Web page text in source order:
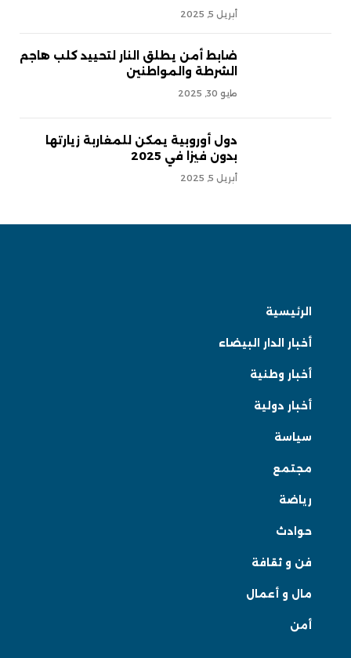
أبريل 5, 2025
ضابط أمن يطلق النار لتحييد كلب هاجم
الشرطة والمواطنين
مايو 30, 2025
دول أوروبية يمكن للمغاربة زيارتها
بدون فيزا في 2025
أبريل 5, 2025
الرئيسية
أخبار الدار البيضاء
أخبار وطنية
أخبار دولية
سياسة
مجتمع
رياضة
حوادث
فن و ثقافة
مال و أعمال
أمن